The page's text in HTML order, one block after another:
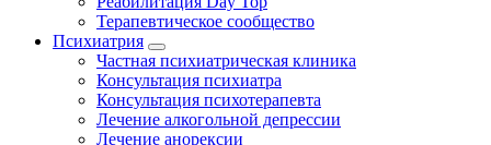
Терапевтическое сообщество
Психиатрия
Частная психиатрическая клиника
Консультация психиатра
Консультация психотерапевта
Лечение алкогольной депрессии
Лечение анорексии